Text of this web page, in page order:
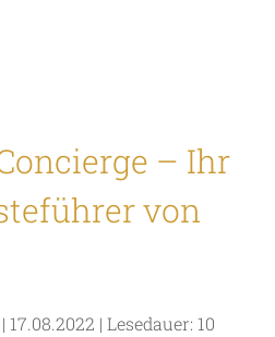
– Ihr
von
| Lesedauer: 10